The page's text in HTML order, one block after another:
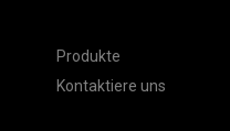
Produkte
Kontaktiere uns